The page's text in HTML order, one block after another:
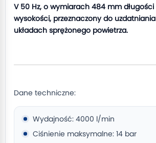
V 50 Hz, o wymiarach 484 mm
wysokości, przeznaczony do
układach sprężonego powietrza.
Dane techniczne:
Wydajność: 4000 l/min
Ciśnienie maksymalne: 14 bar